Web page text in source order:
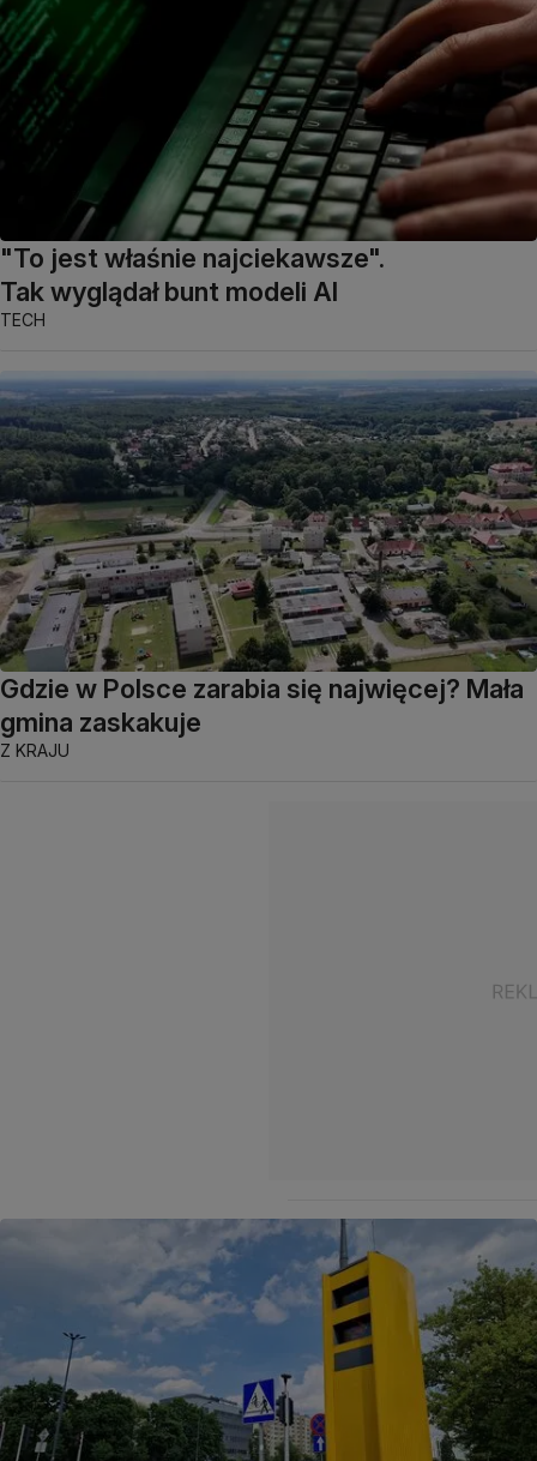
"To jest właśnie najciekawsze".
Tak wyglądał bunt modeli AI
TECH
Gdzie w Polsce zarabia się najwięcej? Mała
gmina zaskakuje
Z KRAJU